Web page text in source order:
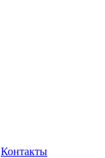
Контакты